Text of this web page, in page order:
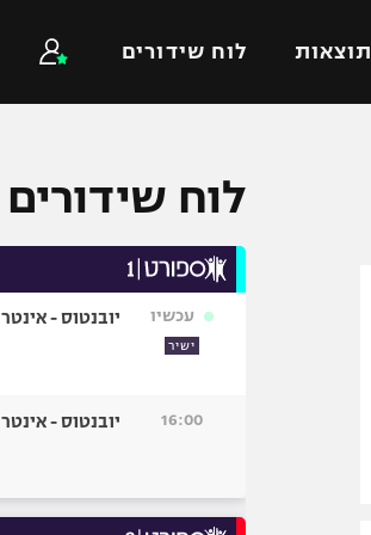
תוצאות לוח שידורים
כדורסל עולמי
כדורעף
היאבקות WWE
לוח שידורים
עכשיו
ישיר
יובנטוס - אינטר
16:00 יובנטוס - אינטר